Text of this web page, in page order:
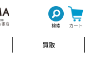
検索 カート
買取